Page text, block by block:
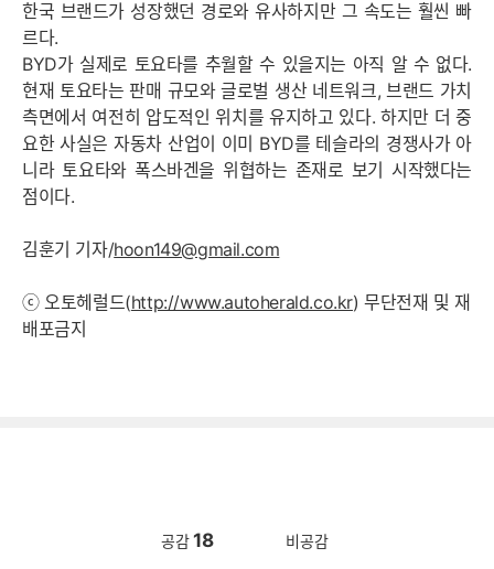
한국 브랜드가 성장했던 경로와 유사하지만 그 속도는 훨씬 빠
르다.
BYD가 실제로 토요타를 추월할 수 있을지는 아직 알 수 없다.
현재 토요타는 판매 규모와 글로벌 생산 네트워크, 브랜드 가치
측면에서 여전히 압도적인 위치를 유지하고 있다. 하지만 더 중
요한 사실은 자동차 산업이 이미 BYD를 테슬라의 경쟁사가 아
니라 토요타와 폭스바겐을 위협하는 존재로 보기 시작했다는
점이다.
김훈기 기자/hoon149@gmail.com
ⓒ 오토헤럴드(http://www.autoherald.co.kr) 무단전재 및 재
배포금지
공감18 비공감